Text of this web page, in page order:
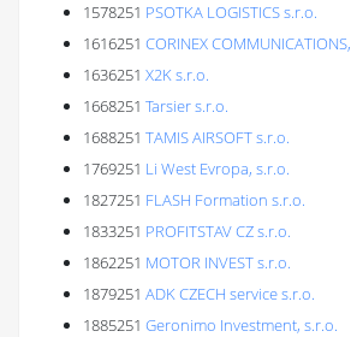
1578251 PSOTKA LOGISTICS s.r.o.
1616251 CORINEX
1636251 X2K s.r.o.
1668251 Tarsier s.r.o.
1688251 TAMIS AIRSOFT s.r.o.
1769251 Li West Evropa, s.r.o.
1827251 FLASH Formation s.r.o.
1833251 PROFITSTAV CZ s.r.o.
1862251 MOTOR INVEST s.r.o.
1879251 ADK CZECH service s.r.o.
1885251 Geronimo Investment, s.r.o.